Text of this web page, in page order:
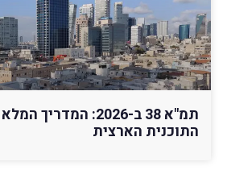
תמ"א 38 ב-2026:
התוכנית הארצית